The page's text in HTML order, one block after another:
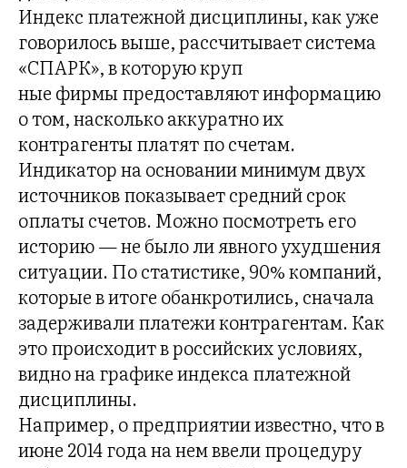
Индекс платежной дисциплины, как уже
говорилось выше, рассчитывает система
«СПАРК», в которую круп
ные фирмы предоставляют информацию
о том, насколько аккуратно их
контрагенты платят по счетам.
Индикатор на основании минимум двух
источников показывает средний срок
оплаты счетов. Можно посмотреть его
историю — не было ли явного ухудшения
ситуации. По статистике, 90% компаний,
которые в итоге обанкротились, сначала
задерживали платежи контрагентам. Как
это происходит в российских условиях,
видно на графике индекса платежной
дисциплины.
Например, о предприятии известно, что в
июне 2014 года на нем ввели процедуру